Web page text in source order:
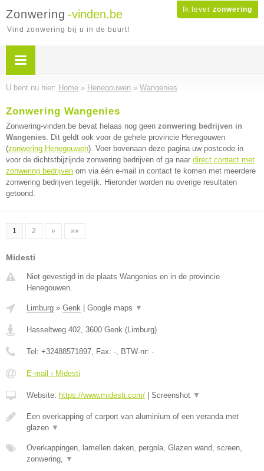
Ik lever zonwering
Zonwering -vinden.be
Vind zonwering bij u in de buurt!
U bent nu hier: Home » Henegouwen » Wangenies
Zonwering Wangenies
Zonwering-vinden.be bevat helaas nog geen zonwering bedrijven in
Wangenies. Dit geldt ook voor de gehele provincie Henegouwen
(zonwering Henegouwen). Voer bovenaan deze pagina uw postcode in
voor de dichtstbijzijnde zonwering bedrijven of ga naar direct contact met
zonwering bedrijven om via één e-mail in contact te komen met meerdere
zonwering bedrijven tegelijk. Hieronder worden nu overige resultaten
getoond.
1 2 » »»
Midesti
Niet gevestigd in de plaats Wangenies en in de provincie
Henegouwen.
Limburg » Genk Google maps ▼
Hasseltweg 402, 3600 Genk (Limburg)
Tel: +32488571897, Fax: -, BTW-nr: -
E-mail › Midesti
Website: https://www.midesti.com/ Screenshot ▼
Een overkapping of carport van aluminium of een veranda met
glazen ▼
Overkappingen, lamellen daken, pergola, Glazen wand, screen,
zonwering, ▼